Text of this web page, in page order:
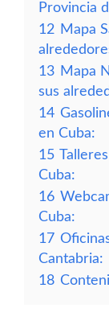
Provincia
12 Mapa
13 Mapa
sus
14
en Cuba:
15
Cuba:
16
Cuba:
17
Cantabria:
18